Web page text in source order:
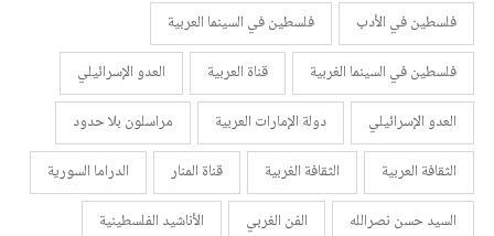
فلسطين في الأدب
فلسطين في السينما العربية
فلسطين في السينما الغربية
قناة العربية
العدو الإسرائيلي
العدو الإسرائيلي
دولة الإمارات العربية
مراسلون بلا حدود
الثقافة العربية
الثقافة الغربية قناة المنار
الدراما السورية
السيد حسن نصرالله
الفن الغربي
الأناشيد الفلسطينية